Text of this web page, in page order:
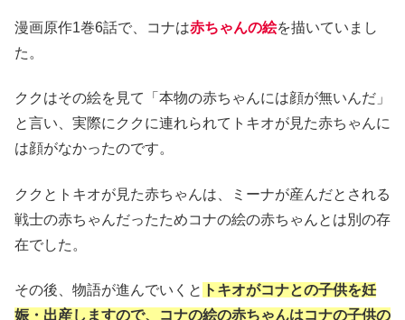
漫画原作1巻6話で、コナは赤ちゃんの絵を描いていまし
た。
ククはその絵を見て「本物の赤ちゃんには顔が無いんだ」
と言い、実際にククに連れられてトキオが見た赤ちゃんに
は顔がなかったのです。
ククとトキオが見た赤ちゃんは、ミーナが産んだとされる
戦士の赤ちゃんだったためコナの絵の赤ちゃんとは別の存
在でした。
その後、物語が進んでいくと トキオがコナとの子供を妊
娠・出産しますので、コナの絵の赤ちゃんはコナの子供の